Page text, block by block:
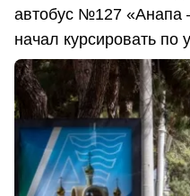
автобус №127 «Анапа
начал курсировать по